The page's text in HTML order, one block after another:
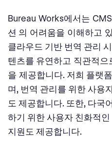
Bureau Works에서는
션 의 어려움을 이해하고
클라우드 기반 번역 관리
텐츠를 유연하고 직관적으
을 제공합니다. 저희 플랫
며, 번역 관리를 위한 사용
도 제공합니다. 또한, 다국
하기 위한 사용자 친화적
지원도 제공합니다.